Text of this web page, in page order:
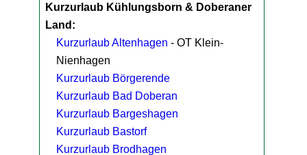
Kurzurlaub Kühlungsborn & Doberaner
Land:
Kurzurlaub Altenhagen - OT Klein-
Nienhagen
Kurzurlaub Börgerende
Kurzurlaub Bad Doberan
Kurzurlaub Bargeshagen
Kurzurlaub Bastorf
Kurzurlaub Brodhagen